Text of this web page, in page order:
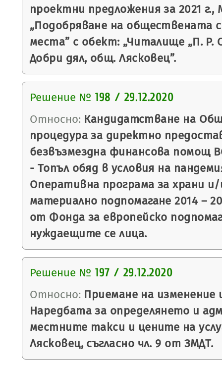
проектни предложения за 2021 г.,
„Подобряване на обществената
места” с обект: „Читалище „П. Р.
Добри дял, общ. Лясковец”.
Решение № 198 / 29.12.2020
Относно: Кандидатстване на
процедура за директно
безвъзмездна финансова помощ
- Топъл обяд в условия на
Оперативна програма за храни
материално подпомагане 2014 –
от Фонда за европейско
нуждаещите се лица.
Решение № 197 / 29.12.2020
Относно: Приемане на изменение
Наредбата за определянето и
местните такси и цените на
Лясковец, съгласно чл. 9 от ЗМДТ.